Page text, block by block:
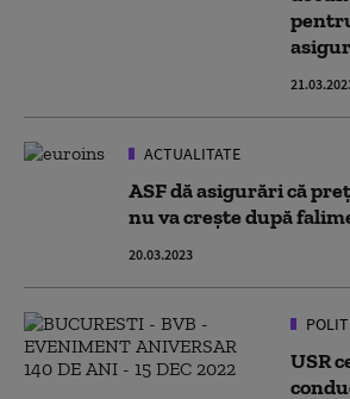
ACTUALITATE
ASF dă asigurări că
nu va crește după
20.03.2023
USR